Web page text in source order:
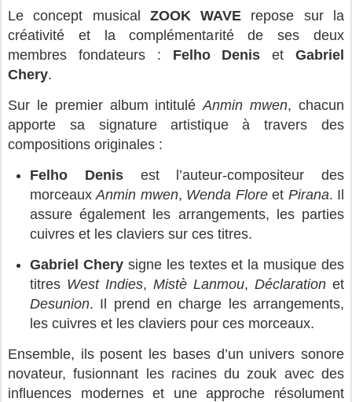
Le concept musical ZOOK WAVE repose sur la
créativité et la complémentarité de ses deux
membres fondateurs : Felho Denis etGabriel
Chery.
Sur le premier album intituléAnmin mwen, chacun
apporte sa signature artistique à travers des
compositions originales :
Felho Denisest l’auteur-compositeur des
morceauxAnmin mwen, Wenda Floreet Pirana. Il
assure également les arrangements, les parties
cuivres et les claviers sur ces titres.
Gabriel Cherysigne les textes et la musique des
titres West Indies, Mistè Lanmou, Déclaration et
Desunion. Il prend en charge les arrangements,
les cuivres et les claviers pour ces morceaux.
Ensemble, ils posent les bases d’un univers sonore
novateur, fusionnant les racines du zouk avec des
influences modernes et une approche résolument